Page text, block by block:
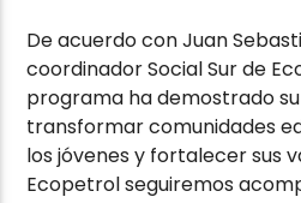
De acuerdo con Juan
coordinador Social Sur de
programa ha demostrado
transformar comunidades
los jóvenes y fortalecer sus
Ecopetrol seguiremos